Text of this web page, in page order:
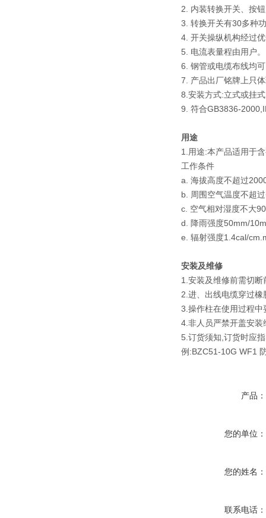
2. 内装转换开关、按
3. 转换开关有30多种
4. 开关操纵机构经过
5. 电流表量程由用户。
6. 钢管或电缆布线均
7. 产品出厂铭牌上只
8.安装方式:立式或挂式
9. 符合GB3836-
用途
1.用途:本产品适用于
工作条件
a. 海拔高度不超过
b. 周围空气温度不超
c. 空气相对湿度不大
d. 降雨强度50mm/
e. 辐射强度1.4cal/
安装及维修
1.安装及维修前需切断
2.进、出线电缆穿过
3.操作柱在使用过程
4.非人员严禁开盖安装
5.订货须知,订货时应
例:BZC51-10G WF1
产品：
您的单位：
您的姓名：
联系电话：